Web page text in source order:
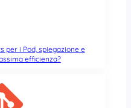
per i Pod, spiegazione e
efficienza?